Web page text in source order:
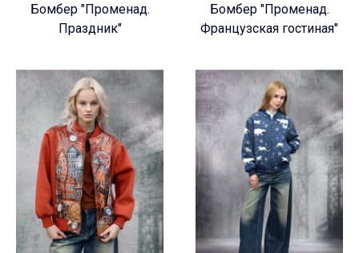
Бомбер "Променад.
Праздник"
Бомбер "Променад.
Французская гостиная"